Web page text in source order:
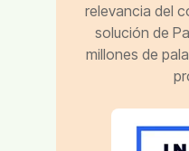
relevancia del
solución de
millones de